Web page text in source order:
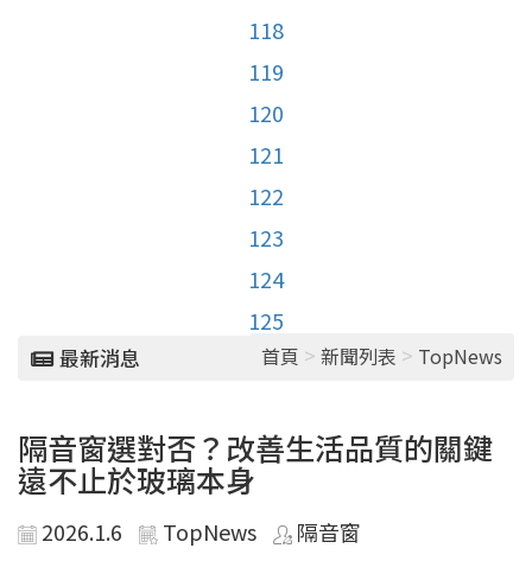
118
119
120
121
122
123
124
125
最新消息 首頁 > 新聞列表 > TopNews
隔音窗選對否？改善生活品質的關鍵
遠不止於玻璃本身
2026.1.6 TopNews 隔音窗